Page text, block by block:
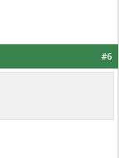
#6